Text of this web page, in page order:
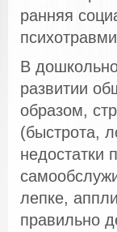
ранняя
В
развитии
образом,
(быстрота,
недостатки
лепке,
правильно